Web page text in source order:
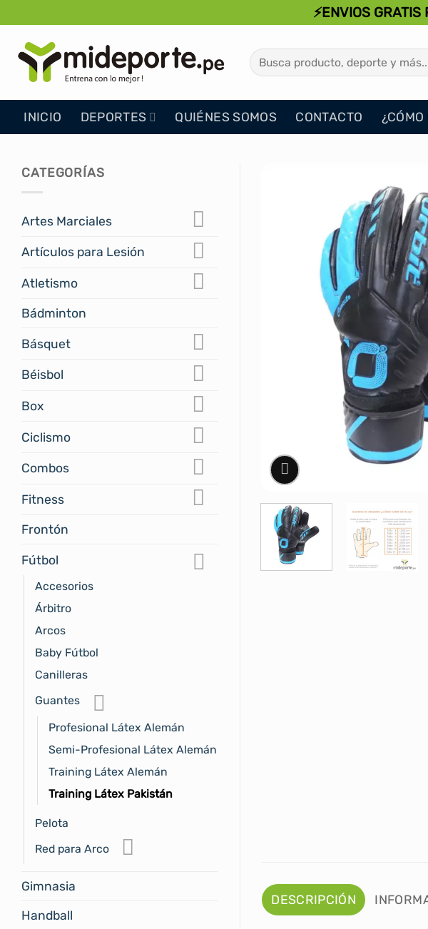
al
contenido
⚡ENVIOS
Buscar
por:
INICIO DEPORTES QUIÉNES SOMOS CONTACTO
CATEGORÍAS
Artes Marciales
Artículos para Lesión
Atletismo
Bádminton
Básquet
Béisbol
Box
Ciclismo
Combos
Fitness
Frontón
Fútbol
Accesorios
Árbitro
Arcos
Baby Fútbol
Canilleras
Guantes
Profesional Látex Alemán
Semi-Profesional Látex Alemán
Training Látex Alemán
Training Látex Pakistán
Pelota
Red para Arco
Gimnasia
Handball
DESCRIPCIÓN